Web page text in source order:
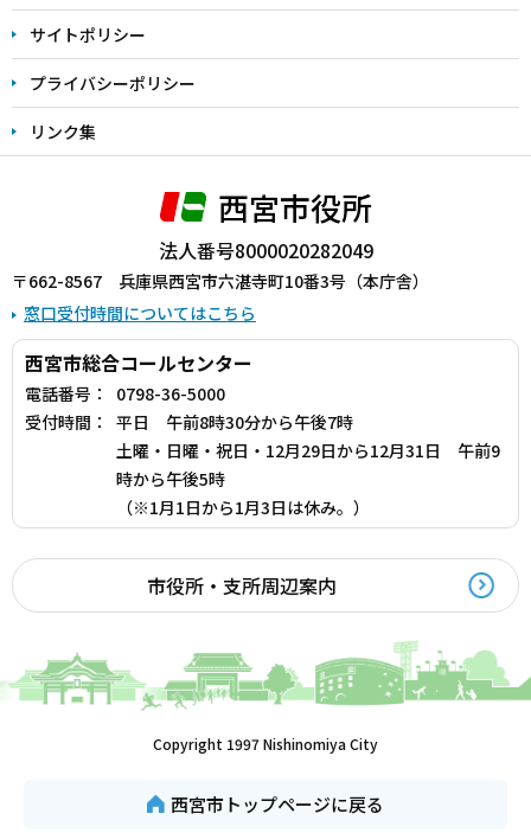
サイトポリシー
プライバシーポリシー
リンク集
西宮市役所
法人番号8000020282049
〒662-8567 兵庫県西宮市六湛寺町10番3号（本庁舎）
窓口受付時間についてはこちら
西宮市総合コールセンター
電話番号：
0798-36-5000
受付時間：
平日 午前8時30分から午後7時
土曜・日曜・祝日・12月29日から12月31日 午前9
時から午後5時
（※1月1日から1月3日は休み。）
市役所・支所周辺案内
Copyright 1997 Nishinomiya City
西宮市トップページに戻る